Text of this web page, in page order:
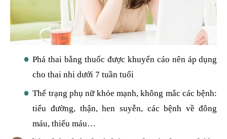
Phá thai bằng thuốc được khuyến cáo nên áp dụng
cho thai nhi dưới 7 tuần tuổi
Thể trạng phụ nữ khỏe mạnh, không mắc các bệnh:
tiểu đường, thận, hen suyễn, các bệnh về đông
máu, thiếu máu…